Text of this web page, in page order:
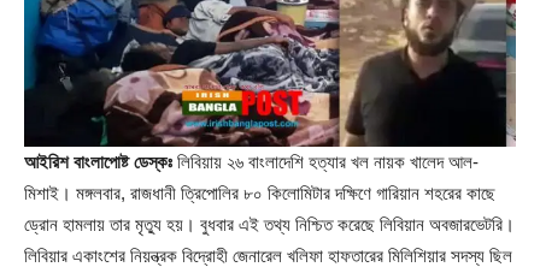
আইরিশ বাংলাপোষ্ট ডেস্কঃ লিবিয়ায় ২৬ বাংলাদেশি হত্যার খল নায়ক খালেদ আল-
মিশাই। মঙ্গলবার, রাজধানী ত্রিপোলির ৮০ কিলোমিটার দক্ষিণে গারিয়ান শহরের কাছে
ড্রোন হামলায় তার মৃত্যু হয়। বুধবার এই তথ্য নিশ্চিত করেছে লিবিয়ান অবজারভেটরি।
লিবিয়ার একাংশের নিয়ন্ত্রক বিদ্রোহী জেনারেল খলিফা হাফতারের মিলিশিয়ার সদস্য ছিল